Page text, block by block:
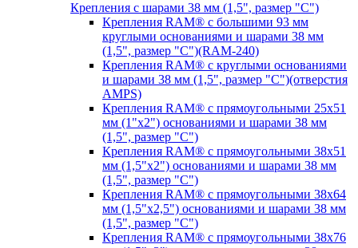
Крепления с шарами 38 мм (1,5", размер "C")
Крепления RAM® с большими 93 мм
круглыми основаниями и шарами 38 мм
(1,5", размер "C")(RAM-240)
Крепления RAM® с круглыми основаниями
и шарами 38 мм (1,5", размер "C")(отверстия
AMPS)
Крепления RAM® с прямоугольными 25х51
мм (1"х2") основаниями и шарами 38 мм
(1,5", размер "C")
Крепления RAM® с прямоугольными 38х51
мм (1,5"х2") основаниями и шарами 38 мм
(1,5", размер "C")
Крепления RAM® с прямоугольными 38х64
мм (1,5"х2,5") основаниями и шарами 38 мм
(1,5", размер "C")
Крепления RAM® с прямоугольными 38х76